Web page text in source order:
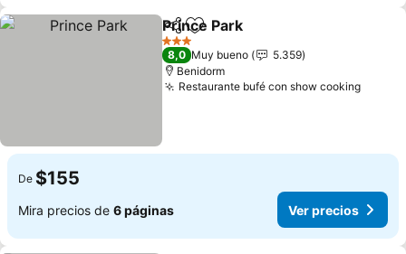
CompartirAgregar a favoritos
Prince Park
3 Estrellas
8,0 Muy bueno
5.359
Benidorm
Restaurante bufé con show cookingVer
De $155
Mira precios de 6 páginas Ver precios